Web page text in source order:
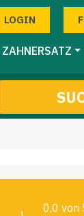
LOGIN
ZAHNERSATZ
0,0 von